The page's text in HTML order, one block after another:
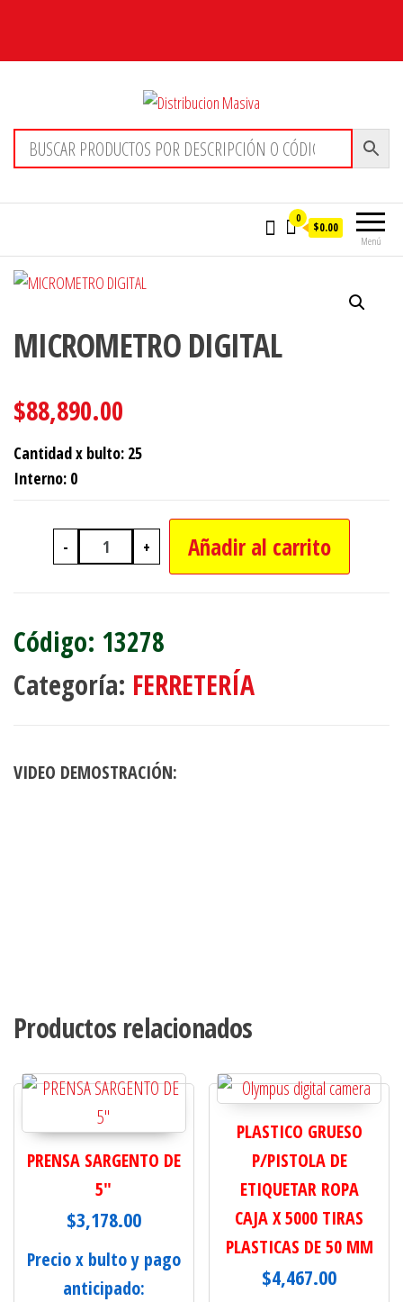
Distribucion Masiva
Menú
0
$0.00
MICROMETRO DIGITAL
$88,890.00
Cantidad x bulto: 25
Interno: 0
-
MICROMETRO DIGITAL cantidad
+ Añadir al carrito
13278
Categoría: FERRETERÍA
VIDEO DEMOSTRACIÓN:
Productos relacionados
PRENSA SARGENTO DE
5"
$3,178.00
Precio x bulto y pago
anticipado:
PLASTICO GRUESO
P/PISTOLA DE
ETIQUETAR ROPA
CAJA X 5000 TIRAS
PLASTICAS DE 50 MM
$4,467.00